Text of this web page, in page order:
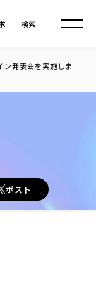
検索
学院TOP
職 TOP
発表会を実施しま
ポスト